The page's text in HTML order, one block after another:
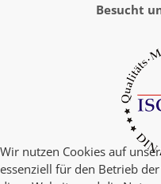
Besucht
Wir nutzen Cookies auf
essenziell für den Betrieb